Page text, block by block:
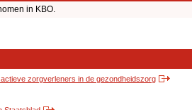
in KBO.
zorgverleners in de gezondheidszorg